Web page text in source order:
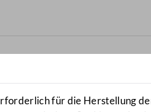
öffnen
für die Herstellung